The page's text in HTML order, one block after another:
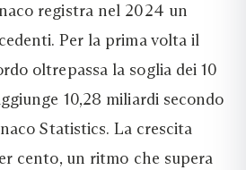
registra nel 2024 un
Per la prima volta il
oltrepassa la soglia dei 10
10,28 miliardi secondo
Statistics. La crescita
cento, un ritmo che supera